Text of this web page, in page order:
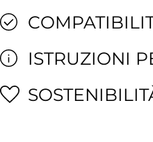
ISTRUZIONI